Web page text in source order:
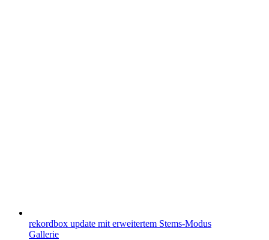
rekordbox update mit erweitertem Stems-Modus
Gallerie